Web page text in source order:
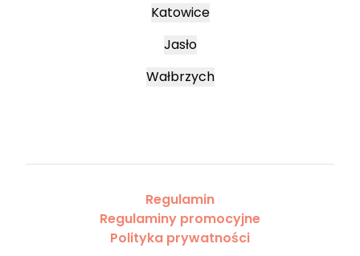
Katowice
Jasło
Wałbrzych
Regulamin
Regulaminy promocyjne
Polityka prywatności